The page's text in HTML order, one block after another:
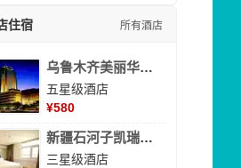
住宿 所有酒店
乌鲁木齐美丽华大酒
五星级酒店
¥580
新疆石河子凯瑞酒店
三星级酒店